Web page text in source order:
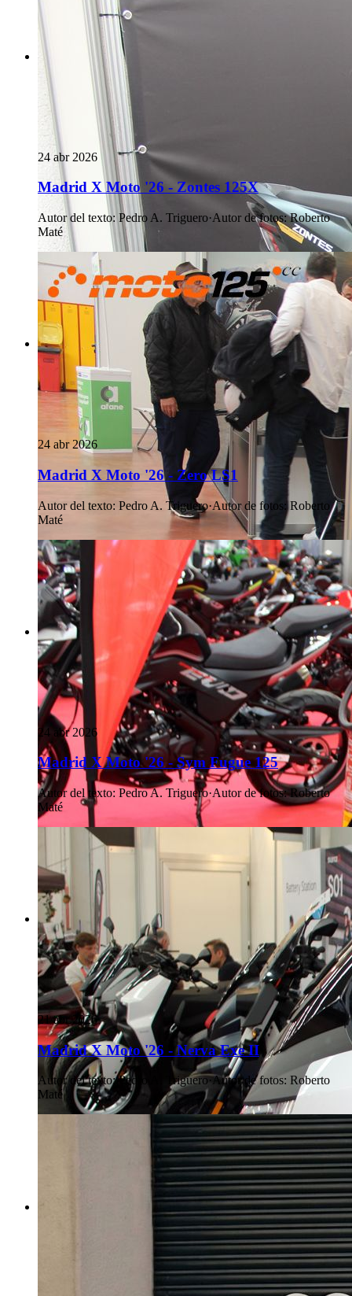
24 abr 2026
Madrid X Moto '26 - Zontes 125X
Autor del texto: Pedro A. Triguero·Autor de fotos: Roberto
Maté
24 abr 2026
Madrid X Moto '26 - Zero LS1
Autor del texto: Pedro A. Triguero·Autor de fotos: Roberto
Maté
24 abr 2026
Madrid X Moto '26 - Sym Fugue 125
Autor del texto: Pedro A. Triguero·Autor de fotos: Roberto
Maté
21 abr 2026
Madrid X Moto '26 - Nerva Exe II
Autor del texto: Pedro A. Triguero·Autor de fotos: Roberto
Maté